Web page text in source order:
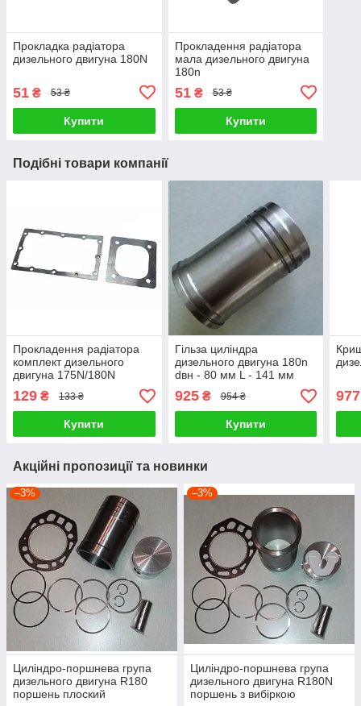
Прокладка радіатора
дизельного двигуна 180N
51 ₴ 53 ₴
Купити
Прокладення радіатора
мала дизельного двигуна
180n
51₴ 53 ₴
Купити
Подібні товари компанії
Прокладення радіатора
комплект дизельного
двигуна 175N/180N
129 ₴ 133 ₴
Купити
Гільза циліндра
дизельного двигуна 180n
dвн - 80 мм L - 141 мм
925₴ 954 ₴
Купити
977
Акційні пропозиції та новинки
–3%
Циліндро-поршнева група
дизельного двигуна R180
поршень плоский
–3%
Циліндро-поршнева група
дизельного двигуна R180N
поршень з вибіркою